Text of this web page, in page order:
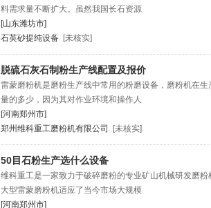
料需求量不断扩大。虽然我国长石资源
[山东潍坊市]
石英砂提纯设备 [未核实]
脱硫石灰石制粉生产线配置及报价
雷蒙磨粉机是磨粉生产线中常用的粉磨设备，磨粉机在
量的多少，因为其对作业环境和操作人
[河南郑州市]
郑州维科重工磨粉机有限公司
[未核实]
50目石粉生产选什么设备
维科重工是一家致力于破碎磨粉的专业矿山机械研发磨
大型雷蒙磨粉机适应了当今市场大规模
[河南郑州市]